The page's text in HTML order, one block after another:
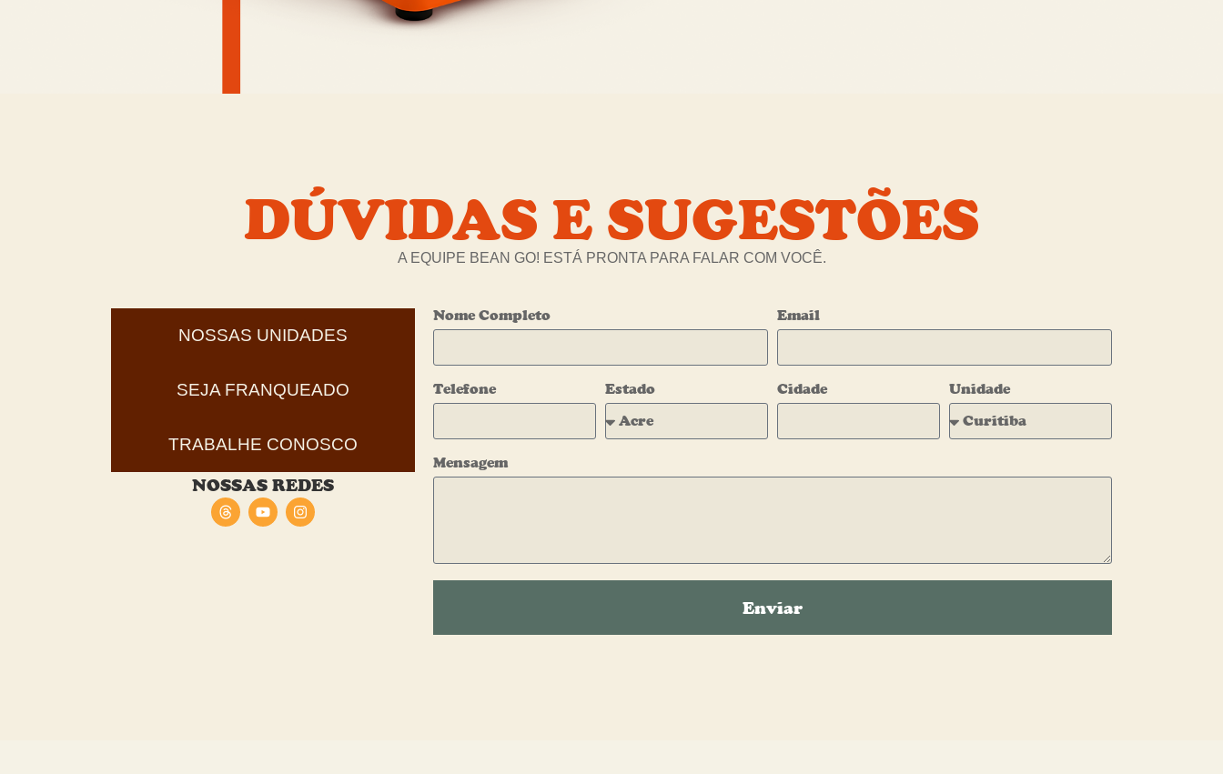
DÚVIDAS E SUGESTÕES
A EQUIPE BEAN GO! ESTÁ PRONTA PARA FALAR COM VOCÊ.
NOSSAS UNIDADES
SEJA FRANQUEADO
TRABALHE CONOSCO
NOSSAS REDES
Nome Completo Email
Telefone Estado Cidade Unidade
Mensagem
Enviar